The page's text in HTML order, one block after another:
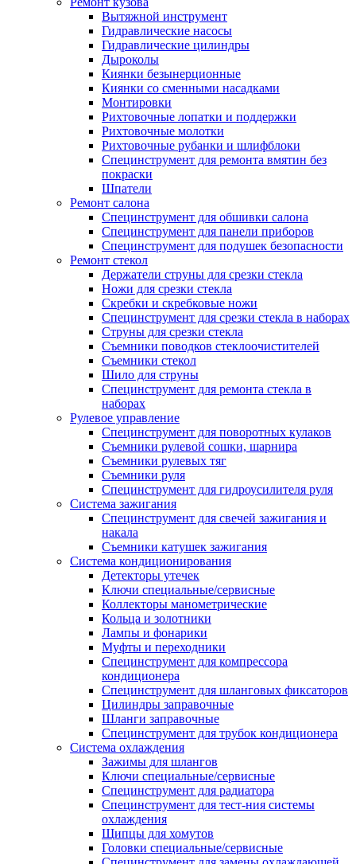
Вытяжной инструмент
Гидравлические насосы
Гидравлические цилиндры
Дыроколы
Киянки безынерционные
Киянки со сменными насадками
Монтировки
Рихтовочные лопатки и поддержки
Рихтовочные молотки
Рихтовочные рубанки и шлифблоки
Специнструмент для ремонта вмятин без
покраски
Шпатели
Ремонт салона
Специнструмент для обшивки салона
Специнструмент для панели приборов
Специнструмент для подушек безопасности
Ремонт стекол
Держатели струны для срезки стекла
Ножи для срезки стекла
Скребки и скребковые ножи
Специнструмент для срезки стекла в наборах
Струны для срезки стекла
Съемники поводков стеклоочистителей
Съемники стекол
Шило для струны
Специнструмент для ремонта стекла в
наборах
Рулевое управление
Специнструмент для поворотных кулаков
Съемники рулевой сошки, шарнира
Съемники рулевых тяг
Съемники руля
Специнструмент для гидроусилителя руля
Система зажигания
Специнструмент для свечей зажигания и
накала
Съемники катушек зажигания
Система кондиционирования
Детекторы утечек
Ключи специальные/сервисные
Коллекторы манометрические
Кольца и золотники
Лампы и фонарики
Муфты и переходники
Специнструмент для компрессора
кондиционера
Специнструмент для шланговых фиксаторов
Цилиндры заправочные
Шланги заправочные
Специнструмент для трубок кондиционера
Система охлаждения
Зажимы для шлангов
Ключи специальные/сервисные
Специнструмент для радиатора
Специнструмент для тест-ния системы
охлаждения
Щипцы для хомутов
Головки специальные/сервисные